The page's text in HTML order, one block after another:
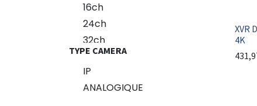
16ch
24ch
32ch
TYPE CAMERA
IP
ANALOGIQUE
XVR
4K